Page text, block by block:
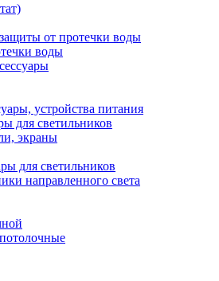
от протечки воды
воды
устройства питания
для светильников
экраны
для светильников
направленного света